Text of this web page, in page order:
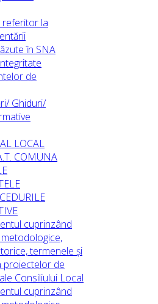
referitor la
în SNA
de
Ghiduri/
LOCAL
COMUNA
cuprinzând
termenele și
proiectelor de
Consiliului Local
cuprinzând